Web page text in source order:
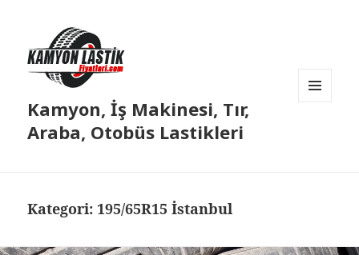
Kamyon, İş Makinesi, Tır,
Araba, Otobüs Lastikleri
Kategori:195/65R15 İstanbul